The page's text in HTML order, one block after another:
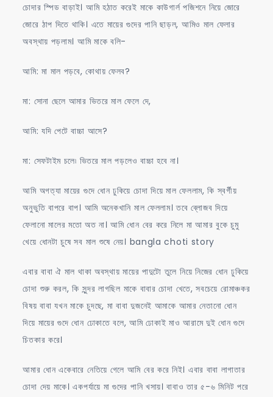
চোদার স্পিড বাড়াই। আমি হঠাত করেই মাকে কাউগার্ল পজিশনে নিয়ে জোরে
জোরে ঠাপ দিতে থাকি। এতে মায়ের গুদের পানি ছাড়ল, আমিও মাল ফেলার
অবস্থায় পড়লাম। আমি মাকে বলি-
আমি: মা মাল পড়বে, কোথায় ফেলব?
মা: সোনা ছেলে আমার ভিতরে মাল ফেলে দে,
আমি: যদি পেটে বাচ্চা আসে?
মা: সেফটাইম চলে৷ ভিতরে মাল পড়লেও বাচ্চা হবে না।
আমি অগত্যা মায়ের গুদে ধোন ঢুকিয়ে চোদা দিয়ে মাল ফেললাম, কি স্বর্গীয়
অনুভুতি বাপরে বাপ। আমি অনেকখানি মাল ফেললাম। তবে ব্লোজব দিয়ে
ফেলানো মালের মতো অত না। আমি ধোন বের করে নিলে মা আমার বুকে চুমু
খেয়ে ধোনটা চুষে সব মাল শুষে নেয়। bangla choti story
এবার বাবা ঐ মাল থাকা অবস্থায় মায়ের পাদুটো তুলে নিয়ে নিজের ধোন ঢুকিয়ে
চোদা শুরু করল, কি সুন্দর লাগছিল মাকে বাবার চোদা খেতে, সবচেয়ে রোমাঞ্চকর
বিষয় বাবা যখন মাকে চুদছে, মা বাবা দুজনেই আমাকে আমার নেতানো ধোন
দিয়ে মায়ের গুদে ধোন ঢোকাতে বলে, আমি ঢোকাই মাও আরামে দুই ধোন গুদে
চিতকার করে।
আমার ধোন একেবারে নেতিয়ে গেলে আমি বের করে নিই। এবার বাবা লাগাতার
চোদা দেয় মাকে। একপর্যায়ে মা গুদের পানি খসায়। বাবাও তার ৫-৬ মিনিট পরে